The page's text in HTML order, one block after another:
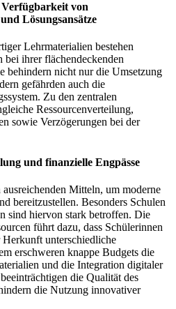
von
Lösungsansätze
Lehrmaterialien bestehen
bei ihrer flächendeckenden
behindern nicht nur die Umsetzung
gefährden auch die
Zu den zentralen
Ressourcenverteilung,
sowie Verzögerungen bei der
und finanzielle Engpässe
Mitteln, um moderne
bereitzustellen. Besonders Schulen
sind hiervon stark betroffen. Die
führt dazu, dass Schülerinnen
unterschiedliche
erschweren knappe Budgets die
und die Integration digitaler
die Qualität des
die Nutzung innovativer